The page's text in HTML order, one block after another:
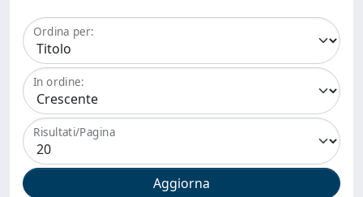
Ordina per:
In ordine:
Risultati/Pagina